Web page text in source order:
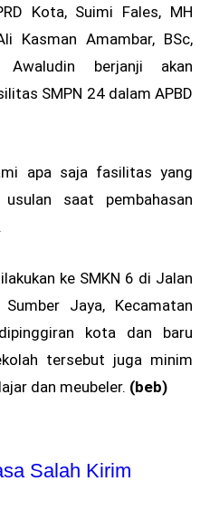
Kota, Suimi Fales, MH
Kasman Amambar, BSc,
berjanji akan
SMPN 24 dalam APBD
apa saja fasilitas yang
saat pembahasan
ke SMKN 6 di Jalan
Sumber Jaya, Kecamatan
kota dan baru
tersebut juga minim
dan meubeler. (beb)
Salah Kirim